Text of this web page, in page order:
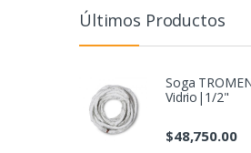
Últimos Productos
Soga
Vidrio|1/2"
$48,750.00